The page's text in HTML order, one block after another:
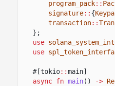
program_pack::
signature:: {
transaction::
};
use
use
#[tokio::main]
async fn main() ->